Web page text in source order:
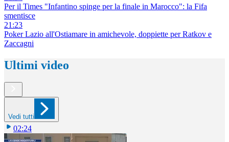
Per il Times "Infantino spinge per la finale in Marocco": la Fifa
smentisce
21:23
Poker Lazio all'Ostiamare in amichevole, doppiette per Ratkov e
Zaccagni
Ultimi video
Vedi tutti
02:24